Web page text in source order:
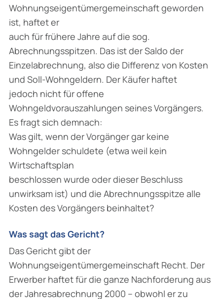
Wohnungseigentümergemeinschaft geworden
ist, haftet er
auch für frühere Jahre auf die sog.
Abrechnungsspitzen. Das ist der Saldo der
Einzelabrechnung, also die Differenz von Kosten
und Soll-Wohngeldern. Der Käufer haftet
jedoch nicht für offene
Wohngeldvorauszahlungen seines Vorgängers.
Es fragt sich demnach:
Was gilt, wenn der Vorgänger gar keine
Wohngelder schuldete (etwa weil kein
Wirtschaftsplan
beschlossen wurde oder dieser Beschluss
unwirksam ist) und die Abrechnungsspitze alle
Kosten des Vorgängers beinhaltet?
Was sagt das Gericht?
Das Gericht gibt der
Wohnungseigentümergemeinschaft Recht. Der
Erwerber haftet für die ganze Nachforderung aus
der Jahresabrechnung 2000 – obwohl er zu